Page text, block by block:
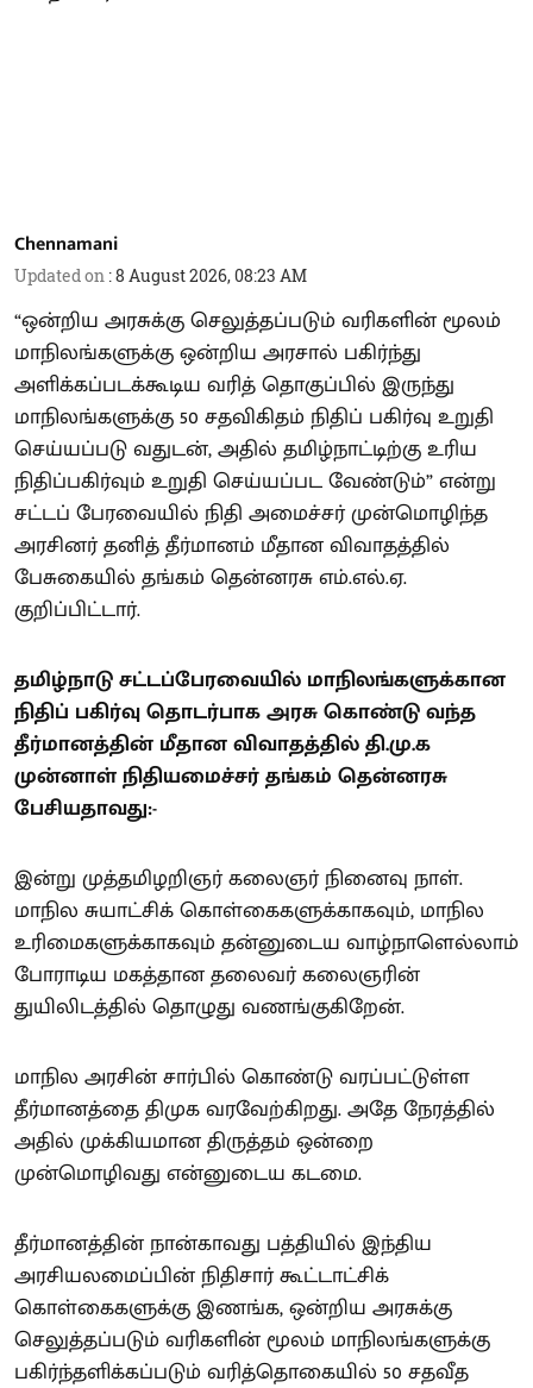
Chennamani
Updated on :8 August 2026, 08:23 AM
“ஒன்றிய அரசுக்கு செலுத்தப்படும் வரிகளின் மூலம்
மாநிலங்களுக்கு ஒன்றிய அரசால் பகிர்ந்து
அளிக்கப்படக்கூடிய வரித் தொகுப்பில் இருந்து
மாநிலங்களுக்கு 50 சதவிகிதம் நிதிப் பகிர்வு உறுதி
செய்யப்படு வதுடன், அதில் தமிழ்நாட்டிற்கு உரிய
நிதிப்பகிர்வும் உறுதி செய்யப்பட வேண்டும்” என்று
சட்டப் பேரவையில் நிதி அமைச்சர் முன்மொழிந்த
அரசினர் தனித் தீர்மானம் மீதான விவாதத்தில்
பேசுகையில் தங்கம் தென்னரசு எம்.எல்.ஏ.
குறிப்பிட்டார்.
தமிழ்நாடு சட்டப்பேரவையில் மாநிலங்களுக்கான
நிதிப் பகிர்வு தொடர்பாக அரசு கொண்டு வந்த
தீர்மானத்தின் மீதான விவாதத்தில் தி.மு.க
முன்னாள் நிதியமைச்சர் தங்கம் தென்னரசு
பேசியதாவது:-
இன்று முத்தமிழறிஞர் கலைஞர் நினைவு நாள்.
மாநில சுயாட்சிக் கொள்கைகளுக்காகவும், மாநில
உரிமைகளுக்காகவும் தன்னுடைய வாழ்நாளெல்லாம்
போராடிய மகத்தான தலைவர் கலைஞரின்
துயிலிடத்தில் தொழுது வணங்குகிறேன்.
மாநில அரசின் சார்பில் கொண்டு வரப்பட்டுள்ள
தீர்மானத்தை திமுக வரவேற்கிறது. அதே நேரத்தில்
அதில் முக்கியமான திருத்தம் ஒன்றை
முன்மொழிவது என்னுடைய கடமை.
தீர்மானத்தின் நான்காவது பத்தியில் இந்திய
அரசியலமைப்பின் நிதிசார் கூட்டாட்சிக்
கொள்கைகளுக்கு இணங்க, ஒன்றிய அரசுக்கு
செலுத்தப்படும் வரிகளின் மூலம் மாநிலங்களுக்கு
பகிர்ந்தளிக்கப்படும் வரித்தொகையில் 50 சதவீத